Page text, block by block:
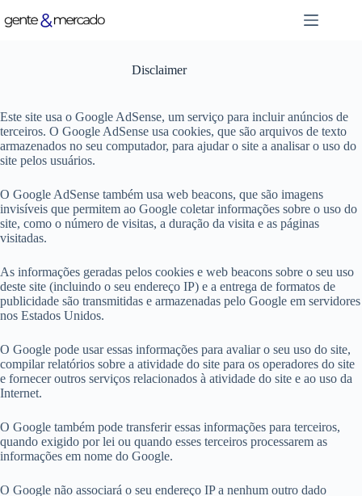
para
Disclaimer
Este site usa o Google AdSense, um serviço para incluir anúncios de
terceiros. O Google AdSense usa cookies, que são arquivos de texto
armazenados no seu computador, para ajudar o site a analisar o uso do
site pelos usuários.
O Google AdSense também usa web beacons, que são imagens
invisíveis que permitem ao Google coletar informações sobre o uso do
site, como o número de visitas, a duração da visita e as páginas
visitadas.
As informações geradas pelos cookies e web beacons sobre o seu uso
deste site (incluindo o seu endereço IP) e a entrega de formatos de
publicidade são transmitidas e armazenadas pelo Google em servidores
nos Estados Unidos.
O Google pode usar essas informações para avaliar o seu uso do site,
compilar relatórios sobre a atividade do site para os operadores do site
e fornecer outros serviços relacionados à atividade do site e ao uso da
Internet.
O Google também pode transferir essas informações para terceiros,
quando exigido por lei ou quando esses terceiros processarem as
informações em nome do Google.
O Google não associará o seu endereço IP a nenhum outro dado